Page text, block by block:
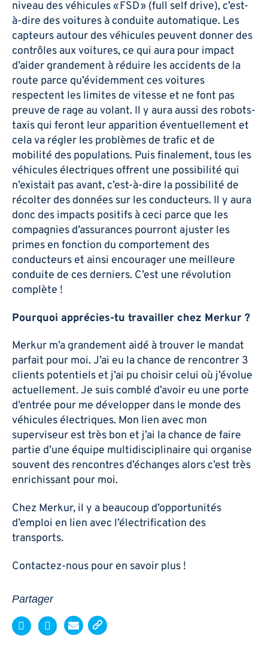
niveau des véhicules « FSD » (full self drive), c’est-
à-dire des voitures à conduite automatique. Les
capteurs autour des véhicules peuvent donner des
contrôles aux voitures, ce qui aura pour impact
d’aider grandement à réduire les accidents de la
route parce qu’évidemment ces voitures
respectent les limites de vitesse et ne font pas
preuve de rage au volant. Il y aura aussi des robots-
taxis qui feront leur apparition éventuellement et
cela va régler les problèmes de trafic et de
mobilité des populations. Puis finalement, tous les
véhicules électriques offrent une possibilité qui
n’existait pas avant, c’est-à-dire la possibilité de
récolter des données sur les conducteurs. Il y aura
donc des impacts positifs à ceci parce que les
compagnies d’assurances pourront ajuster les
primes en fonction du comportement des
conducteurs et ainsi encourager une meilleure
conduite de ces derniers. C’est une révolution
complète !
Pourquoi apprécies-tu travailler chez Merkur ?
Merkur m’a grandement aidé à trouver le mandat
parfait pour moi. J’ai eu la chance de rencontrer 3
clients potentiels et j’ai pu choisir celui où j’évolue
actuellement. Je suis comblé d’avoir eu une porte
d’entrée pour me développer dans le monde des
véhicules électriques. Mon lien avec mon
superviseur est très bon et j’ai la chance de faire
partie d’une équipe multidisciplinaire qui organise
souvent des rencontres d’échanges alors c’est très
enrichissant pour moi.
Chez Merkur, il y a beaucoup d’opportunités
d’emploi en lien avec l’électrification des
transports.
Contactez-nous pour en savoir plus !
Partager